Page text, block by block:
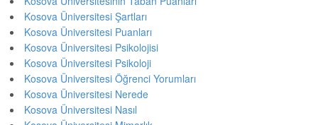
Kosova Üniversitesi Şartları
Kosova Üniversitesi Puanları
Kosova Üniversitesi Psikolojisi
Kosova Üniversitesi Psikoloji
Kosova Üniversitesi Öğrenci Yorumları
Kosova Üniversitesi Nerede
Kosova Üniversitesi Nasıl